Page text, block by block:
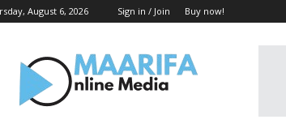
August 6, 2026 Sign in / Join Buy now!